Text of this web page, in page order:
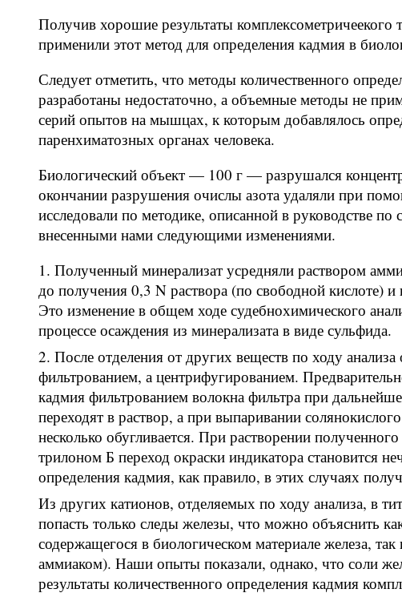
Получив хорошие результаты
применили этот метод для определения кадмия в
Следует отметить, что методы количественного
разработаны недостаточно, а объемные методы не
серий опытов на мышцах, к которым добавлялось
паренхиматозных органах человека.
Биологический объект — 100 г — разрушался
окончании разрушения очислы азота удаляли при
исследовали по методике, описанной в руководстве
внесенными нами следующими изменениями.
Полученный минерализат усредняли раствором
до получения 0,3 N раствора (по свободной кислоте)
Это изменение в общем ходе судебнохимического
процессе осаждения из минерализата в виде сульфида.
После отделения от других веществ по ходу
фильтрованием, а центрифугированием.
кадмия фильтрованием волокна фильтра при
переходят в раствор, а при выпаривании
несколько обугливается. При растворении
трилоном Б переход окраски индикатора становится
определения кадмия, как правило, в этих случаях
Из других катионов, отделяемых по ходу анализа, в
попасть только следы железы, что можно объяснить
содержащегося в биологическом материале железа,
аммиаком). Наши опыты показали, однако, что соли
результаты количественного определения кадмия